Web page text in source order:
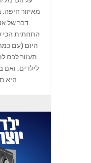
מאיזור
דבר של
היום (עם
תעזור לכם
לילדים, ואם
היא